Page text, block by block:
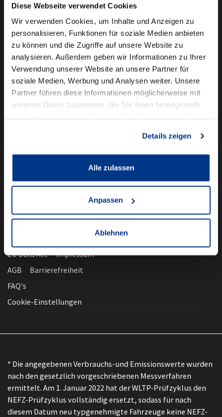
Diese Webseite verwendet Cookies
Wir verwenden Cookies, um Inhalte und Anzeigen zu
personalisieren, Funktionen für soziale Medien anbieten
zu können und die Zugriffe auf unsere Website zu
analysieren. Außerdem geben wir Informationen zu Ihrer
Verwendung unserer Website an unsere Partner für
soziale Medien, Werbung und Analysen weiter. Unsere
Partner führen diese Informationen möglicherweise mit
weiteren Daten zusammen, die Sie ihnen bereitgestellt
Details zeigen
Alle zulassen
Anpassen
Ablehnen
Online-Terminbuchung
Für Geschäftskunden
Audi Business
BMW Geschäftskunden
Volkswagen Professional Class
Autowelt Schmidt
News & Events
Ausbildung
EU Data Act
Impressum
AGB
Barrierefreiheit
FAQ's
Cookie-Einstellungen
* Die angegebenen Verbrauchs-und Emissionswerte wurden
nach den gesetzlich vorgeschriebenen Messverfahren
ermittelt. Am 1. Januar 2022 hat der WLTP-Prüfzyklus den
NEFZ-Prüfzyklus vollständig ersetzt, sodass für nach
diesem Datum neu typgenehmigte Fahrzeuge keine NEFZ-